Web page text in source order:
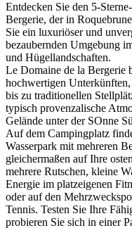
Entdecken Sie den 5-
Bergerie, der in
Sie ein luxuriöser und
bezaubernden Umgebung
und Hügellandschaften.
Le Domaine de la Bergerie
hochwertigen
bis zu traditionellen
typisch provenzalische
Gelände unter der SOnne
Auf dem Campingplatz
Wasserpark mit mehreren
gleichermaßen auf Ihre
mehrere Rutschen, kleine
Energie im platzeigenen
oder auf den
Tennis. Testen Sie Ihre
probieren Sie sich in einer